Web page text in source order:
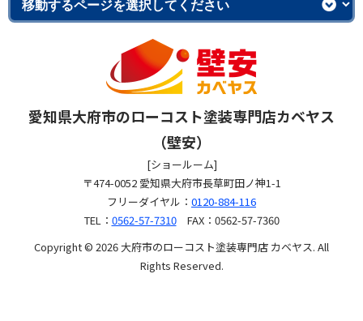
愛知県大府市のローコスト塗装専門店カベヤス
（壁安）
[ショールーム]
〒474-0052 愛知県大府市長草町田ノ神1-1
フリーダイヤル： 0120-884-116
TEL： 0562-57-7310FAX：0562-57-7360
Copyright © 2026 大府市のローコスト塗装専門店 カベヤス. All
Rights Reserved.